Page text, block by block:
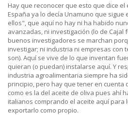
Hay que reconocer que esto que dice
España ya lo decía Unamuno que
ellos", que aquí no hay ni ha habido
avanzadas, ni investigación (lo de Cajal
buenos investigadores se marchan
investigar; ni industria ni empresas con
son). Aquí se vive de lo que inventan
quieran (o puedan) instalarse aquí. Y
industria agroalimentaria siempre ha
principio, pero hay que tener en cuenta
como es la del aceite de oliva pues ahí
italianos comprando el aceite aquí
exportarlo como propio.